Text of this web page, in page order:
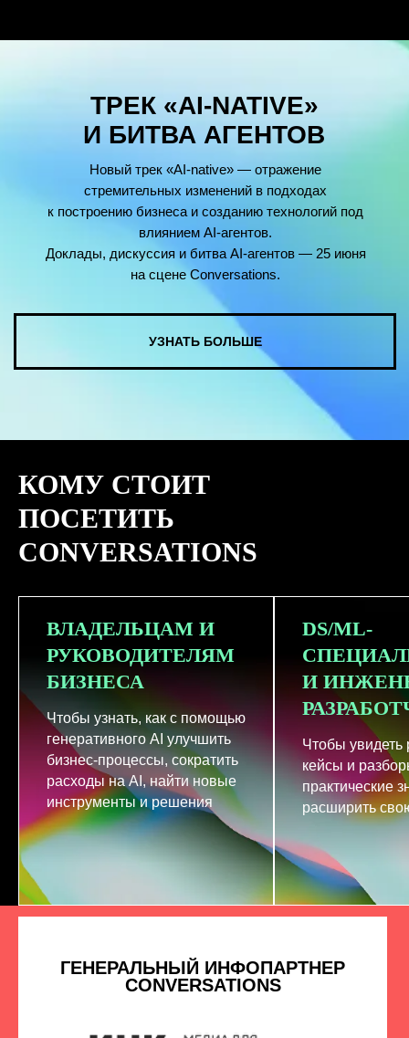
КОМУ СТОИТ
ПОСЕТИТЬ
CONVERSATIONS
ВЛАДЕЛЬЦАМ И
РУКОВОДИТЕЛЯМ
БИЗНЕСА
Чтобы узнать, как с помощью
генеративного AI улучшить
бизнес-процессы, сократить
расходы на AI, найти новые
инструменты и решения
DS/ML-
И
Чтобы увидеть
кейсы и
практические
расширить